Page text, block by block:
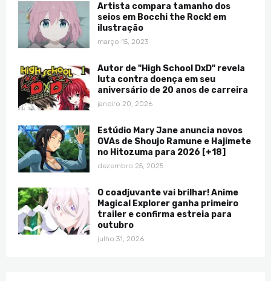
Artista compara tamanho dos
seios em Bocchi the Rock! em
ilustração
março 15, 2023
Autor de "High School DxD" revela
luta contra doença em seu
aniversário de 20 anos de carreira
janeiro 20, 2026
Estúdio Mary Jane anuncia novos
OVAs de Shoujo Ramune e Hajimete
no Hitozuma para 2026 [+18]
dezembro 25, 2025
O coadjuvante vai brilhar! Anime
Magical Explorer ganha primeiro
trailer e confirma estreia para
outubro
julho 31, 2026